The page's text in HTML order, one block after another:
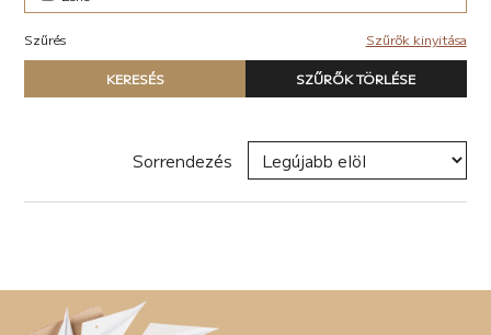
Szűrés
Szűrők kinyitása
Típus
Nyomtatott könyv
KERESÉS SZŰRŐK TÖRLÉSE
Sorrendezés